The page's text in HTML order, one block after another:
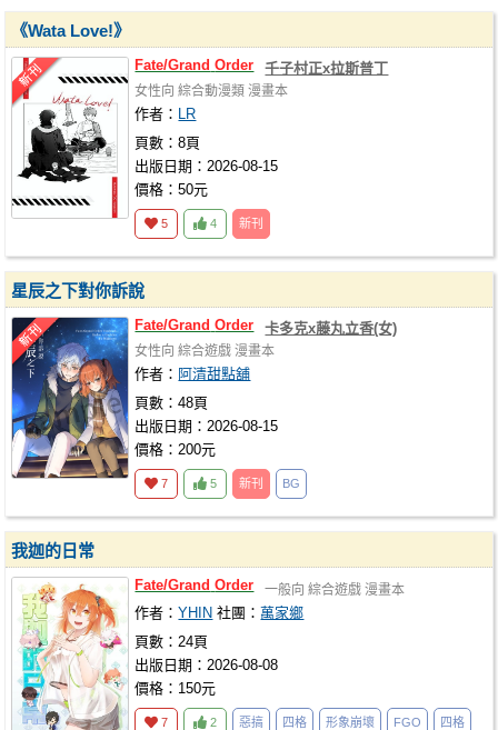
《Wata Love!》
Fate/Grand Order 千子村正x拉斯普丁
女性向 綜合動漫類 漫畫本
作者： LR
頁數：8頁
出版日期：2026-08-15
價格：50元
5 4 新刊
星辰之下對你訴說
Fate/Grand Order 卡多克x藤丸立香(女)
女性向 綜合遊戲 漫畫本
作者： 阿清甜點舖
頁數：48頁
出版日期：2026-08-15
價格：200元
7 5 新刊 BG
我迦的日常
Fate/Grand Order 一般向 綜合遊戲 漫畫本
作者：YHIN 社團：萬家鄉
頁數：24頁
出版日期：2026-08-08
價格：150元
7 2 惡搞 四格 形象崩壞 FGO 四格